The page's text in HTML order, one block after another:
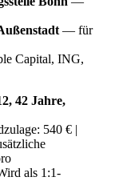
— für
Capital, ING,
42 Jahre,
540 € |
als 1:1-